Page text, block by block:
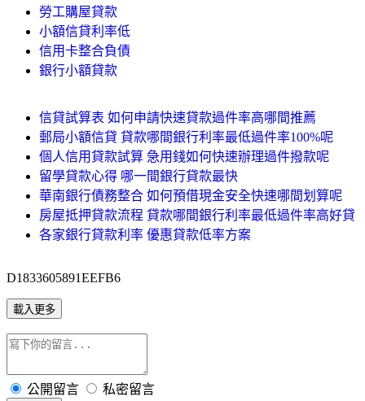
勞工購屋貸款
小額信貸利率低
信用卡整合負債
銀行小額貸款
信貸試算表 如何申請快速貸款過件率高哪間推薦
郵局小額信貸 貸款哪間銀行利率最低過件率100%呢
個人信用貸款試算 急用錢如何快速辦理過件撥款呢
留學貸款心得 哪一間銀行貸款最快
華南銀行債務整合 如何預借現金安全快速哪間划算呢
房屋抵押貸款流程 貸款哪間銀行利率最低過件率高好貸
各家銀行貸款利率 優惠貸款低率方案
D1833605891EEFB6
載入更多
公開留言 私密留言